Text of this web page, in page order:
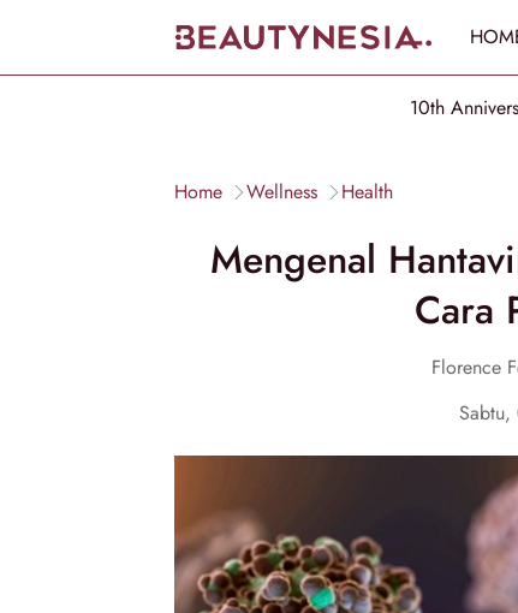
10th
Home Wellness Health
Mengenal
Cara
Florence